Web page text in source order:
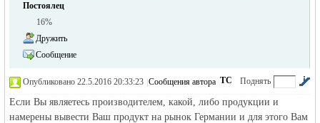
жизнь и
Постоялец
16%
Дружить
Сообщение
Поднять
ТС
Опубликовано 22.5.2016 20:33:23 Сообщения автора
Если Вы являетесь производителем, какой, либо продукции и
намерены вывести Ваш продукт на рынок Германии и для этого Вам